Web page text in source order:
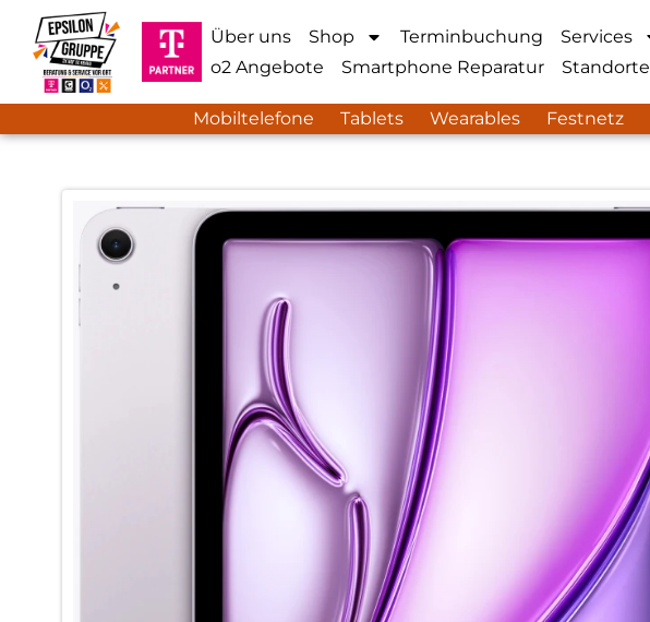
Über uns Shop Terminbuchung Services
o2 Angebote
Smartphone Reparatur Standorte
Mobiltelefone Tablets Wearables Festnetz